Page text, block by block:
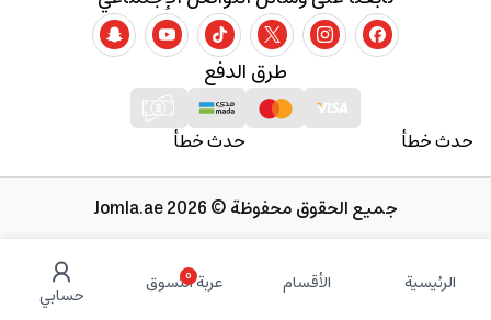
الرئيسية الأقسام 0
عربة التسوق حسابي
حدث خطأ حدث خطأ
طرق الدفع
جميع الحقوق محفوظة © 2026 Jomla.ae